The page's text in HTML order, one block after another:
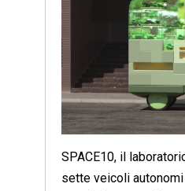
SPACE10, il
sette veicoli